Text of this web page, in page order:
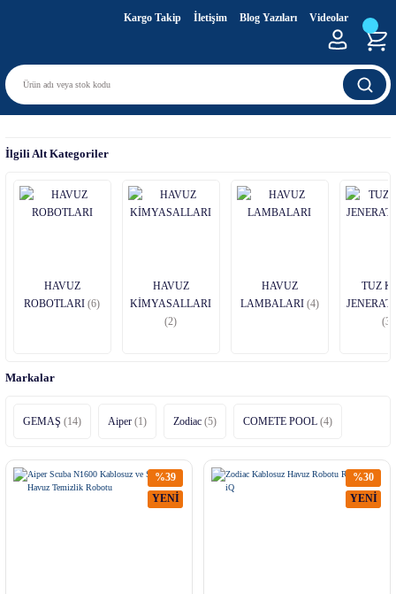
Kargo Takip İletişim Blog Yazıları Videolar
İlgili Alt Kategoriler
HAVUZ
ROBOTLARI(6)
HAVUZ
KİMYASALLARI
(2)
HAVUZ
LAMBALARI (4)
TUZ
(3)
Markalar
GEMAŞ (14) Aiper (1) Zodiac (5) COMETE POOL (4)
%39
YENİ
%30
YENİ